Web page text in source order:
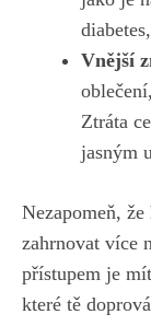
Vnější
Ztráta
jasným
Nezapomeň,
zahrnovat ⁤více
přístupem​ je⁢
které tě